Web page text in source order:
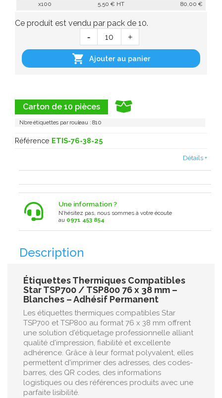
Carton de 10 pièces
Nbre étiquettes par rouleau : 810
Référence ETIS-76-38-25
Détails +
Une information ?
N’hésitez pas, nous sommes à votre écoute
au 0971 453 854
x100
5,50 € HT 80,00 €
Ce produit est vendu par pack de 10.
 Ajouter au panier
Description
Étiquettes Thermiques Compatibles
Star TSP700 / TSP800 76 x 38 mm –
Blanches – Adhésif Permanent
Les étiquettes thermiques compatibles Star
TSP700 et TSP800 au format 76 x 38 mm offrent
une solution d'étiquetage professionnelle alliant
qualité d'impression, fiabilité et excellente
adhérence. Grâce à leur format polyvalent, elles
permettent d'imprimer des adresses, des codes-
barres, des QR codes, des informations
logistiques ou des références produits avec une
parfaite lisibilité.